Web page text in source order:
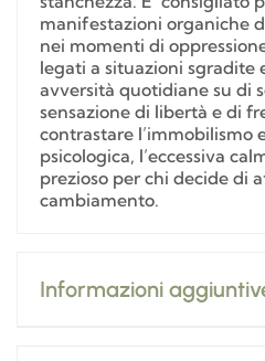
manifestazioni organiche
nei momenti di
legati a situazioni sgradite
avversità quotidiane su di
sensazione di libertà e di
contrastare l’immobilismo
psicologica, l’eccessiva
prezioso per chi decide di
cambiamento.
Informazioni